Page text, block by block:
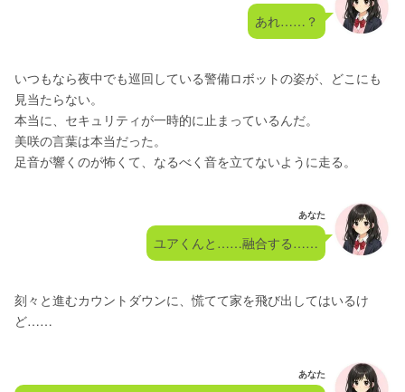
あれ……？
いつもなら夜中でも巡回している警備ロボットの姿が、どこにも
見当たらない。
本当に、セキュリティが一時的に止まっているんだ。
美咲の言葉は本当だった。
足音が響くのが怖くて、なるべく音を立てないように走る。
あなた
ユアくんと……融合する……
刻々と進むカウントダウンに、慌てて家を飛び出してはいるけ
ど……
あなた